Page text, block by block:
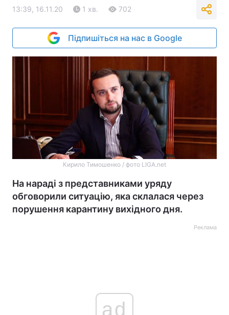
13:39, 16.11.20 1 хв. 702
Підпишіться на нас в Google
Кирило Тимошенко / фото LIGA.net
На нараді з представниками уряду
обговорили ситуацію, яка склалася через
порушення карантину вихідного дня.
Реклама
ad